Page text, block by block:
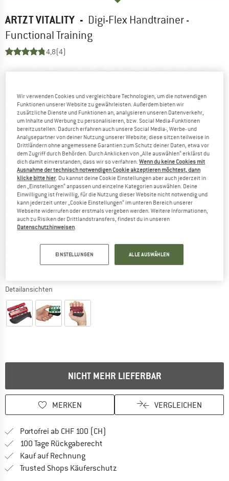
ARTZT VITALITY - Digi-Flex Handtrainer -
Functional Training
4,8(4)
Detailansichten
NICHT MEHR LIEFERBAR
MERKEN VERGLEICHEN
Portofrei ab CHF 100 (CH)
100 Tage Rückgaberecht
Kauf auf RechnungFinde die Zahlungs-Infos hier! Öffnet
Trusted Shops Käuferschutz
Wir verwenden Cookies und vergleichbare Technologien, um die notwendigen
Funktionen unserer Website zu gewährleisten. Außerdem bieten wir
zusätzliche Dienste und Funktionen an, analysieren unseren Datenverkehr,
um Inhalte und Werbung zu personalisieren, bzw. Social Media-Funktionen
bereitzustellen. Dadurch erfahren auch unsere Social Media-, Werbe- und
Analysepartner von deiner Nutzung unserer Website; diese sitzen teilweise in
Drittländern ohne angemessene Garantien zum Schutz deiner Daten, etwa vor
dem Zugriff durch Behörden. Durch Anklicken von „Alle auswählen“ erklärst du
dich damit einverstanden, dass wir so verfahren.Wenn du keine Cookies mit
Ausnahme der technisch notwendigen Cookie akzeptieren möchtest, dann
klicke bitte hier. Du kannst deine Cookie Einstellungen aber auch jederzeit in
den „Einstellungen“ anpassen und einzelne Kategorien auswählen. Deine
Einwilligung ist freiwillig, für die Nutzung dieser Website nicht notwendig und
kann jederzeit unter „Cookie Einstellungen“ im unteren Bereich unserer
Webseite widerrufen oder erstmals vergeben werden. Weitere Informationen,
auch zu Risiken der Drittlandstransfers, findest du in unseren
Datenschutzhinweisen.
EINSTELLUNGEN ALLE AUSWÄHLEN